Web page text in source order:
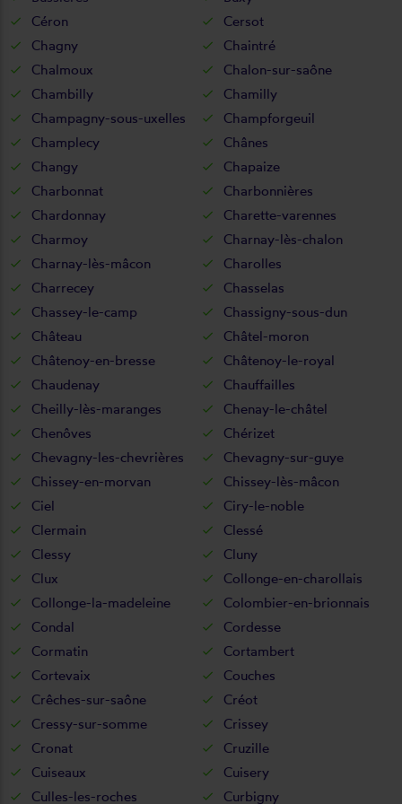
Céron
Cersot
Chagny
Chaintré
Chalmoux
Chalon-sur-saône
Chambilly
Chamilly
Champagny-sous-uxelles
Champforgeuil
Champlecy
Chânes
Changy
Chapaize
Charbonnat
Charbonnières
Chardonnay
Charette-varennes
Charmoy
Charnay-lès-chalon
Charnay-lès-mâcon
Charolles
Charrecey
Chasselas
Chassey-le-camp
Chassigny-sous-dun
Château
Châtel-moron
Châtenoy-en-bresse
Châtenoy-le-royal
Chaudenay
Chauffailles
Cheilly-lès-maranges
Chenay-le-châtel
Chenôves
Chérizet
Chevagny-les-chevrières
Chevagny-sur-guye
Chissey-en-morvan
Chissey-lès-mâcon
Ciel
Ciry-le-noble
Clermain
Clessé
Clessy
Cluny
Clux
Collonge-en-charollais
Collonge-la-madeleine
Colombier-en-brionnais
Condal
Cordesse
Cormatin
Cortambert
Cortevaix
Couches
Crêches-sur-saône
Créot
Cressy-sur-somme
Crissey
Cronat
Cruzille
Cuiseaux
Cuisery
Culles-les-roches
Curbigny